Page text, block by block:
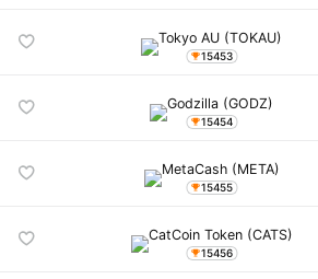
15453
15454
15455
15456